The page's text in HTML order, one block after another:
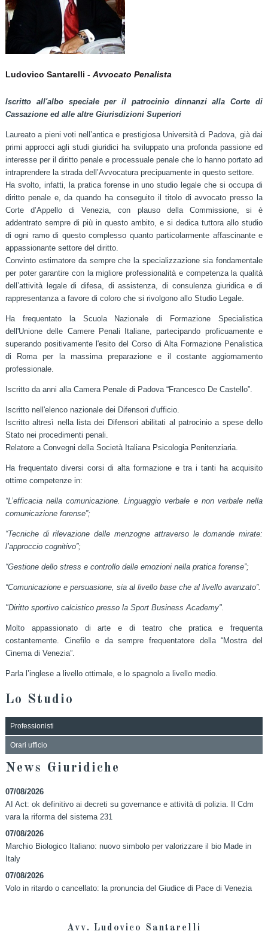
Ludovico Santarelli - Avvocato Penalista
Iscritto all'albo speciale per il patrocinio dinnanzi alla Corte di
Cassazione ed alle altre Giurisdizioni Superiori
Laureato a pieni voti nell’antica e prestigiosa Università di Padova, già dai
primi approcci agli studi giuridici ha sviluppato una profonda passione ed
interesse per il diritto penale e processuale penale che lo hanno portato ad
intraprendere la strada dell’Avvocatura precipuamente in questo settore.
Ha svolto, infatti, la pratica forense in uno studio legale che si occupa di
diritto penale e, da quando ha conseguito il titolo di avvocato presso la
Corte d’Appello di Venezia, con plauso della Commissione, si è
addentrato sempre di più in questo ambito, e si dedica tuttora allo studio
di ogni ramo di questo complesso quanto particolarmente affascinante e
appassionante settore del diritto.
Convinto estimatore da sempre che la specializzazione sia fondamentale
per poter garantire con la migliore professionalità e competenza la qualità
dell’attività legale di difesa, di assistenza, di consulenza giuridica e di
rappresentanza a favore di coloro che si rivolgono allo Studio Legale.
Ha frequentato la Scuola Nazionale di Formazione Specialistica
dell'Unione delle Camere Penali Italiane, partecipando proficuamente e
superando positivamente l'esito del Corso di Alta Formazione Penalistica
di Roma per la massima preparazione e il costante aggiornamento
professionale.
Iscritto da anni alla Camera Penale di Padova “Francesco De Castello”.
Iscritto nell'elenco nazionale dei Difensori d'ufficio.
Iscritto altresì nella lista dei Difensori abilitati al patrocinio a spese dello
Stato nei procedimenti penali.
Relatore a Convegni della Società Italiana Psicologia Penitenziaria.
Ha frequentato diversi corsi di alta formazione e tra i tanti ha acquisito
ottime competenze in:
“L’efficacia nella comunicazione. Linguaggio verbale e non verbale nella
comunicazione forense”;
“Tecniche di rilevazione delle menzogne attraverso le domande mirate:
l’approccio cognitivo”;
“Gestione dello stress e controllo delle emozioni nella pratica forense”;
“Comunicazione e persuasione, sia al livello base che al livello avanzato”.
"Diritto sportivo calcistico presso la Sport Business Academy".
Molto appassionato di arte e di teatro che pratica e frequenta
costantemente. Cinefilo e da sempre frequentatore della “Mostra del
Cinema di Venezia”.
Parla l’inglese a livello ottimale, e lo spagnolo a livello medio.
Lo Studio
Professionisti
Orari ufficio
News Giuridiche
07/08/2026
AI Act: ok definitivo ai decreti su governance e attività di polizia. Il Cdm
vara la riforma del sistema 231
07/08/2026
Marchio Biologico Italiano: nuovo simbolo per valorizzare il bio Made in
Italy
07/08/2026
Volo in ritardo o cancellato: la pronuncia del Giudice di Pace di Venezia
Avv. Ludovico Santarelli